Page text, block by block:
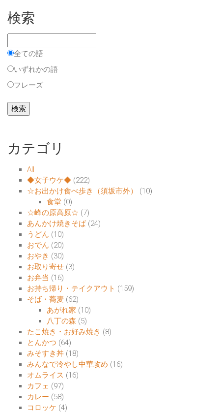
検索
全ての語
いずれかの語
フレーズ
カテゴリ
All
◆女子ウケ◆ (222)
☆お出かけ食べ歩き（須坂市外）
(10)
食堂 (0)
☆峰の原高原☆ (7)
あんかけ焼きそば (24)
うどん (10)
おでん (20)
おやき (30)
お取り寄せ (3)
お弁当 (16)
お持ち帰り・テイクアウト (159)
そば・蕎麦 (62)
あがれ家 (10)
八丁の森 (5)
たこ焼き・お好み焼き (8)
とんかつ (64)
みそすき丼 (18)
みんなで冷やし中華攻め (16)
オムライス (16)
カフェ (97)
カレー (58)
コロッケ (4)